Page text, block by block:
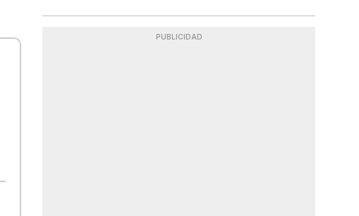
PUBLICIDAD